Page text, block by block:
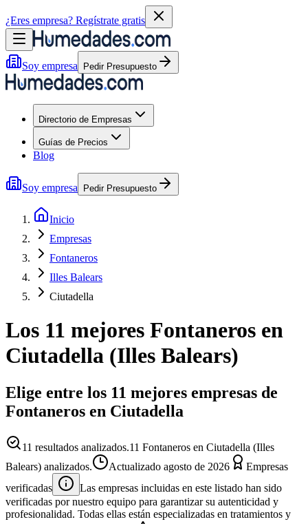
¿Eres empresa? Regístrate gratis
Soy empresa Pedir Presupuesto
Directorio de Empresas
Guías de Precios
Blog
Soy empresa Pedir Presupuesto
Inicio
Empresas
Fontaneros
Illes Balears
Ciutadella
Los 11 mejores Fontaneros en
Ciutadella (Illes Balears)
Elige entre los 11 mejores empresas de
Fontaneros en Ciutadella
11 resultados analizados.11 Fontaneros en Ciutadella (Illes
Balears) analizados.
Actualizado agosto de 2026
Empresas
verificadas
Las empresas incluidas en este listado han sido
verificadas por nuestro equipo para garantizar su autenticidad y
profesionalidad. Todas ellas están especializadas en tratamientos y